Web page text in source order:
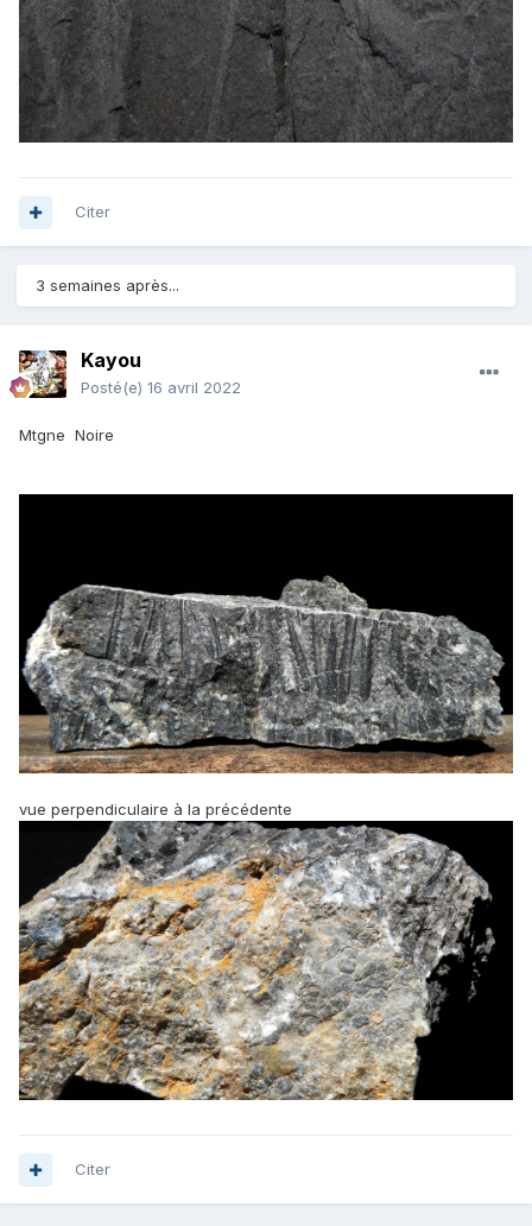
Citer
3 semaines après...
Kayou
Posté(e) 16 avril 2022
Mtgne Noire
vue perpendiculaire à la précédente
Citer